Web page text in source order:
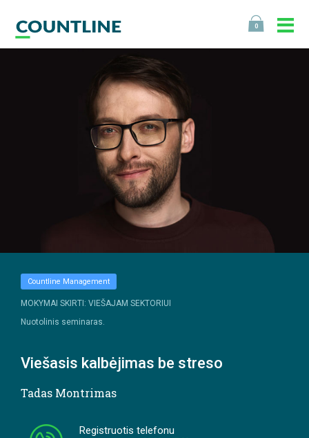
0
Countline Management
MOKYMAI SKIRTI: VIEŠAJAM SEKTORIUI
Nuotolinis seminaras.
Viešasis kalbėjimas be streso
Tadas Montrimas
Registruotis telefonu